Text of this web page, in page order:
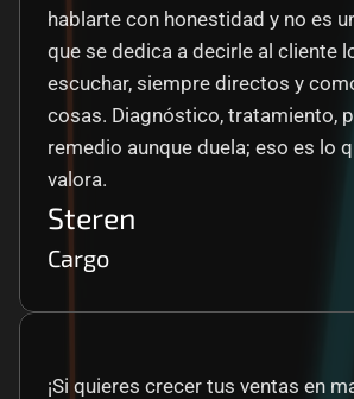
hablarte con honestidad y no es
que se dedica a decirle al cliente
escuchar, siempre directos y
cosas. Diagnóstico, tratamiento,
remedio aunque duela; eso es lo
valora.
Steren
Cargo
¡Si quieres crecer tus ventas en